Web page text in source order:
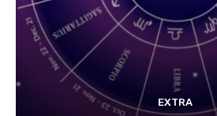
EXTRA